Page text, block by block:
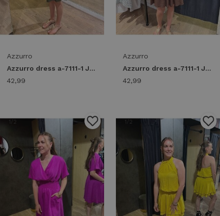
Azzurro
Azzurro dress a-7111-1 Jurken army green
42,99
Azzurro
Azzurro dress a-7111-1 Jurken dark brown
42,99
/2 /2